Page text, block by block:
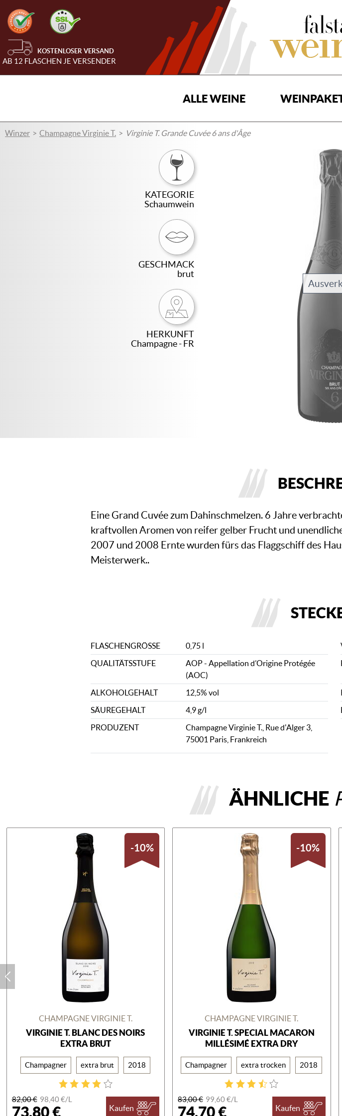
KOSTENLOSER VERSAND
AB 12 FLASCHEN JE VERSENDER
ALLE WEINE
Winzer Champagne Virginie T. Virginie T. Grande Cuvée 6 ans d'Âge
KATEGORIE
Schaumwein
GESCHMACK
brut
HERKUNFT
Champagne - FR
Eine Grand Cuvée zum Dahinschmelzen. 6 Jahre
kraftvollen Aromen von reifer gelber Frucht und
2007 und 2008 Ernte wurden fürs das Flaggschiff des
Meisterwerk..
FLASCHENGRÖSSE 0,75 l
QUALITÄTSSTUFE
AOP - Appellation d’Origine Protégée
(AOC)
ALKOHOLGEHALT 12,5% vol
SÄUREGEHALT
4,9 g/l
PRODUZENT
Champagne Virginie T., Rue d'Alger 3,
75001 Paris, Frankreich
ÄHNLICHE
-10%
CHAMPAGNE VIRGINIE T.
VIRGINIE T. BLANC DES NOIRS
EXTRA BRUT
Champagner extra brut 2018
82,00 € 98,40 €/L
73,80 € Kaufen
-10%
CHAMPAGNE VIRGINIE T.
VIRGINIE T. SPECIAL MACARON
MILLÉSIMÉ EXTRA DRY
Champagner extra trocken 2018
83,00 € 99,60 €/L
74,70 € Kaufen